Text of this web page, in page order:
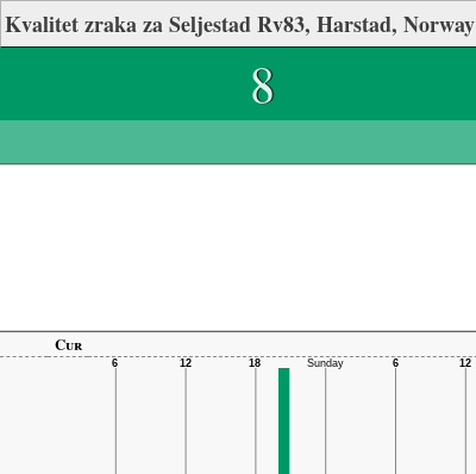
Kvalitet zraka za Seljestad Rv83, Harstad, Norway
8
Cur